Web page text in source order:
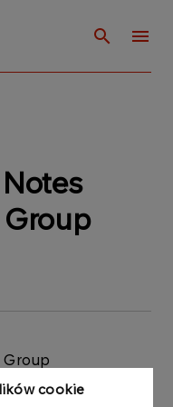
cookie
Group
58/2013The